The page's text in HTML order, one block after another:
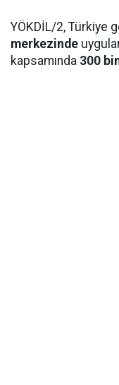
YÖKDİL/2, Türkiye
merkezinde
kapsamında 300